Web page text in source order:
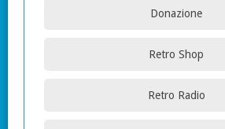
Donazione
Retro Shop
Retro Radio